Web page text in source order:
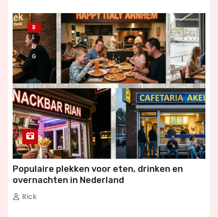
B
L
O
G
Populaire plekken voor eten, drinken en
overnachten in Nederland
Rick